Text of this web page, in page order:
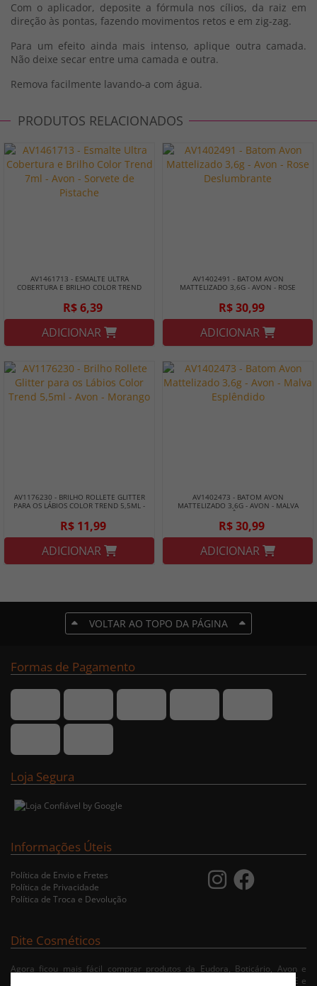
Com o aplicador, deposite a fórmula nos cílios, da raiz em
direção às pontas, fazendo movimentos retos e em zig-zag.
Para um efeito ainda mais intenso, aplique outra camada.
Não deixe secar entre uma camada e outra.
Remova facilmente lavando-a com água.
PRODUTOS RELACIONADOS
AV1461713 - ESMALTE ULTRA
COBERTURA E BRILHO COLOR TREND
R$ 6,39
ADICIONAR
AV1402491 - BATOM AVON
MATTELIZADO 3,6G - AVON - ROSE
R$ 30,99
ADICIONAR
AV1176230 - BRILHO ROLLETE GLITTER
PARA OS LÁBIOS COLOR TREND 5,5ML -
R$ 11,99
ADICIONAR
AV1402473 - BATOM AVON
MATTELIZADO 3,6G - AVON - MALVA
ESPLÊNDIDO
R$ 30,99
ADICIONAR
VOLTAR AO TOPO DA PÁGINA
Formas de Pagamento
Loja Segura
Informações Úteis
Política de Envio e Fretes
Política de Privacidade
Política de Troca e Devolução
Dite Cosméticos
Agora ficou mais fácil comprar produtos da Eudora, Boticário, Avon e
Jequiti nas cidades de Recife/PE, Olinda/PE, Paulista/PE, Abreu e Lima/PE e